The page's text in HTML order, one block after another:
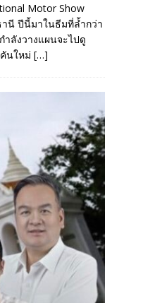
Motor Show
านี ปีนี้มาในธีมที่ล้ำกว่า
ลังวางแผนจะไปดู
นใหม่ […]